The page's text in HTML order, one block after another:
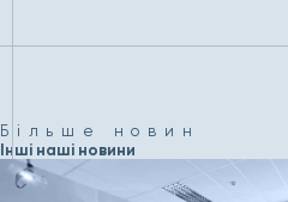
Більше новин
Інші наші новини